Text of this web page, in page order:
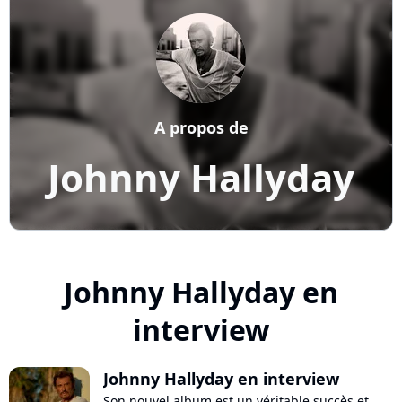
Johnny Hallyday
A propos de
Johnny Hallyday en
interview
Johnny Hallyday en interview